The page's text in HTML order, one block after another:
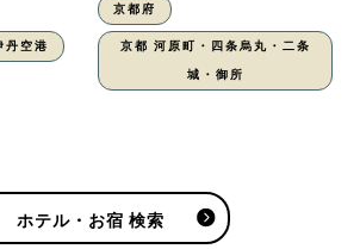
丹空港
京都府
京都 河原町・四条烏丸・二条
城・御所
ホテル・お宿 検索